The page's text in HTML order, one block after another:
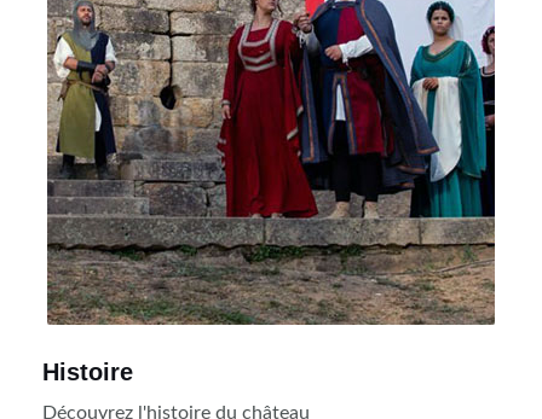
Histoire
Découvrez l'histoire du château